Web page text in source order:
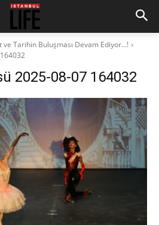
ve Tarihin Buluşması Devam Ediyor…!
2025-08-07 164032